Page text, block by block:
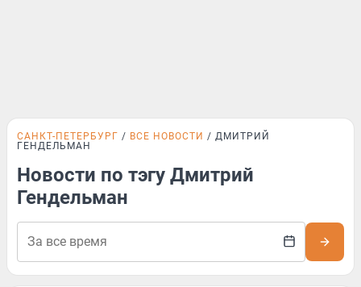
САНКТ-ПЕТЕРБУРГ ВСЕ НОВОСТИ
ДМИТРИЙ
ГЕНДЕЛЬМАН
Новости по тэгу Дмитрий
Гендельман